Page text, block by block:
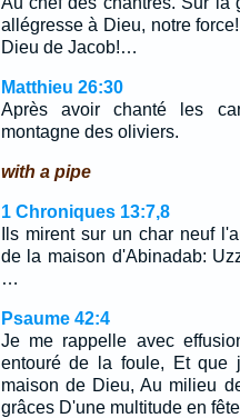
allégresse à Dieu, notre
Dieu de Jacob!…
Matthieu 26:30
Après avoir chanté les
montagne des oliviers.
with a pipe
1 Chroniques 13:7,8
Ils mirent sur un char neuf
de la maison d'Abinadab:
…
Psaume 42:4
Je me rappelle avec
entouré de la foule, Et que
maison de Dieu, Au milieu
grâces D'une multitude en